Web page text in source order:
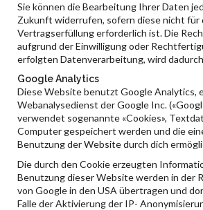
Sie können die Bearbeitung Ihrer Daten
Zukunft widerrufen, sofern diese nicht für
Vertragserfüllung erforderlich ist. Die
aufgrund der Einwilligung oder
erfolgten Datenverarbeitung, wird
Google Analytics
Diese Website benutzt Google Analytics,
Webanalysedienst der Google Inc.
verwendet sogenannte «Cookies»,
Computer gespeichert werden und die
Benutzung der Website durch dich
Die durch den Cookie erzeugten
Benutzung dieser Website werden in der
von Google in den USA übertragen und
Falle der Aktivierung der IP-